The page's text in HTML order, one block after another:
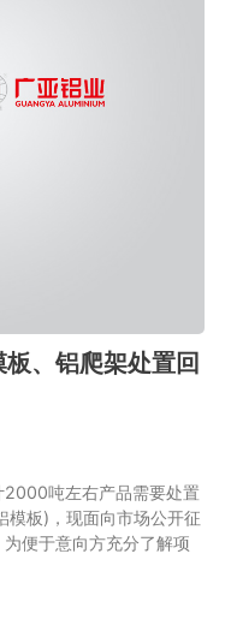
、铝爬架处置回
2000吨左右产品需要处置
模板)，现面向市场公开征
便于意向方充分了解项